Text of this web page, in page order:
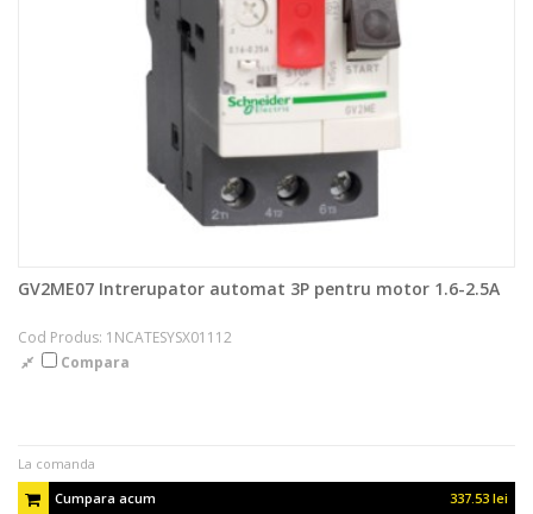
GV2ME07 Intrerupator automat 3P pentru motor 1.6-2.5A
Cod Produs: 1NCATESYSX01112
Compara
La comanda
Cumpara acum
337.53 lei